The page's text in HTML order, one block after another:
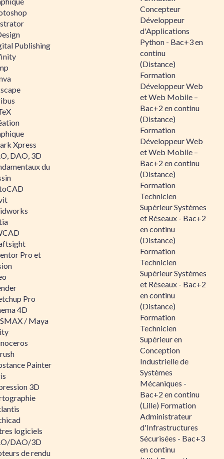
Publishing
Xpress
DAO, 3D
du
Pro et
Pro
4D
/ Maya
Painter
3D
logiciels
DAO/3D
de rendu
Concepteur
Développeur
d'Applications
Python - Bac+3 en
continu
(Distance)
Formation
Développeur Web
et Web Mobile –
Bac+2 en continu
(Distance)
Formation
Développeur Web
et Web Mobile –
Bac+2 en continu
(Distance)
Formation
Technicien
Supérieur Systèmes
et Réseaux - Bac+2
en continu
(Distance)
Formation
Technicien
Supérieur Systèmes
et Réseaux - Bac+2
en continu
(Distance)
Formation
Technicien
Supérieur en
Conception
Industrielle de
Systèmes
Mécaniques -
Bac+2 en continu
(Lille) Formation
Administrateur
d'Infrastructures
Sécurisées - Bac+3
en continu